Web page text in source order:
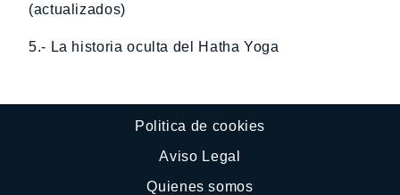
(actualizados)
5.- La historia oculta del Hatha Yoga
Politica de cookies
Aviso Legal
Quienes somos